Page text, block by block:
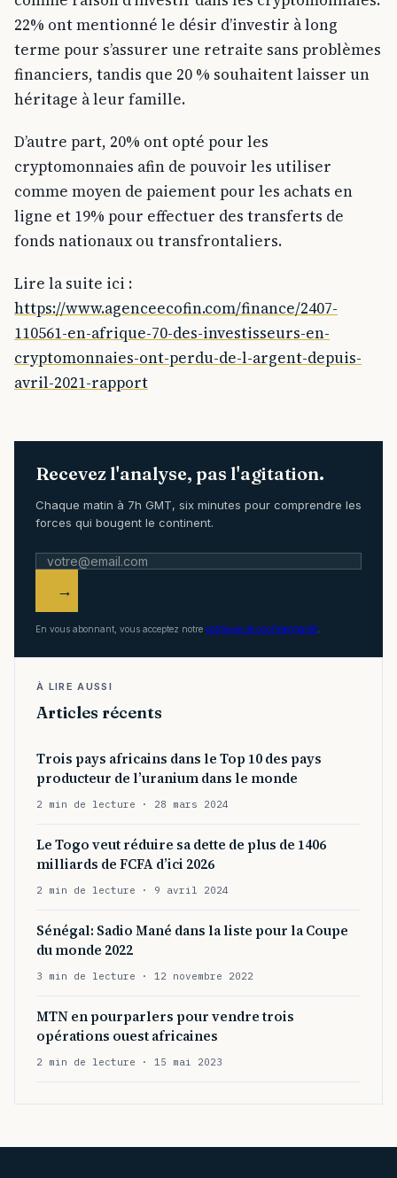
22% ont mentionné le désir d’investir à long
terme pour s’assurer une retraite sans problèmes
financiers, tandis que 20 % souhaitent laisser un
héritage à leur famille.
D’autre part, 20% ont opté pour les
cryptomonnaies afin de pouvoir les utiliser
comme moyen de paiement pour les achats en
ligne et 19% pour effectuer des transferts de
fonds nationaux ou transfrontaliers.
Lire la suite ici :
https://www.agenceecofin.com/finance/2407-
110561-en-afrique-70-des-investisseurs-en-
cryptomonnaies-ont-perdu-de-l-argent-depuis-
avril-2021-rapport
Recevez l'analyse, pas l'agitation.
Chaque matin à 7h GMT, six minutes pour comprendre les
forces qui bougent le continent.
→
En vous abonnant, vous acceptez notre politique de confidentialité
À LIRE AUSSI
Articles récents
Trois pays africains dans le Top 10 des pays
producteur de l’uranium dans le monde
2 min de lecture · 28 mars 2024
Le Togo veut réduire sa dette de plus de 1406
milliards de FCFA d’ici 2026
2 min de lecture · 9 avril 2024
Sénégal: Sadio Mané dans la liste pour la Coupe
du monde 2022
3 min de lecture · 12 novembre 2022
MTN en pourparlers pour vendre trois
opérations ouest africaines
2 min de lecture · 15 mai 2023